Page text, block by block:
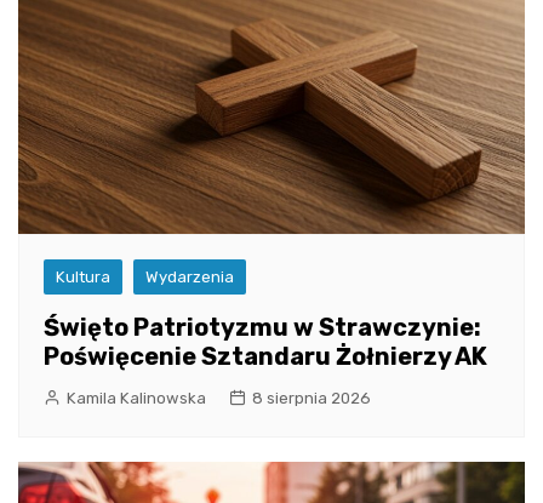
Kultura Wydarzenia
Święto Patriotyzmu w Strawczynie:
Poświęcenie Sztandaru Żołnierzy AK
Kamila Kalinowska 8 sierpnia 2026